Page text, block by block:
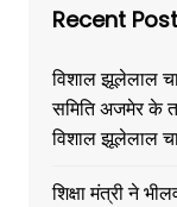
Recent Post
विशाल झूलेलाल
समिति अजमेर के
विशाल झूलेलाल
शिक्षा मंत्री ने